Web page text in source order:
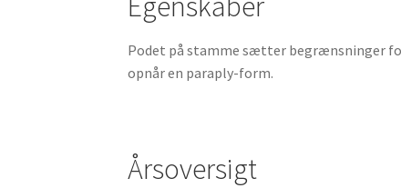
Podet på stamme sætter begrænsninger
opnår en paraply-form.
Årsoversigt